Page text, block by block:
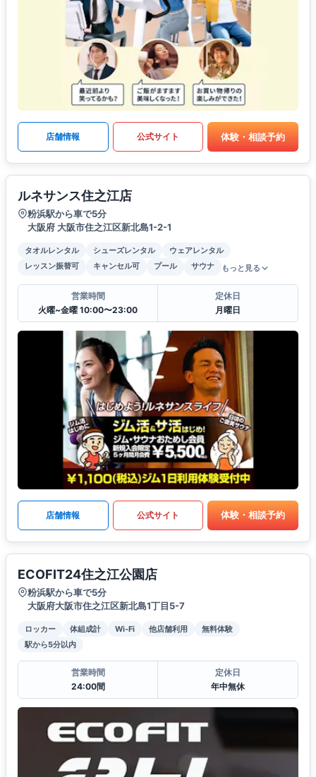
店舗情報 公式サイト 体験・相談予約
ルネサンス住之江店
粉浜駅から車で5分
大阪府 大阪市住之江区新北島1-2-1
タオルレンタル シューズレンタル
ウェアレンタル
レッスン振替可
キャンセル可 プール サウナ もっと見る
営業時間
火曜~金曜 10:00〜23:00
定休日
月曜日
店舗情報 公式サイト 体験・相談予約
ECOFIT24住之江公園店
粉浜駅から車で5分
大阪府大阪市住之江区新北島1丁目5-7
ロッカー 体組成計 Wi-Fi 他店舗利用
無料体験
駅から5分以内
営業時間
24:00間
定休日
年中無休